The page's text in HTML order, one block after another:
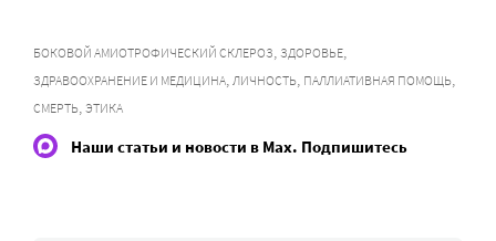
БОКОВОЙ АМИОТРОФИЧЕСКИЙ СКЛЕРОЗ, ЗДОРОВЬЕ,
ЗДРАВООХРАНЕНИЕ И МЕДИЦИНА, ЛИЧНОСТЬ, ПАЛЛИАТИВНАЯ ПОМОЩЬ,
СМЕРТЬ, ЭТИКА
Наши статьи и новости в Max. Подпишитесь